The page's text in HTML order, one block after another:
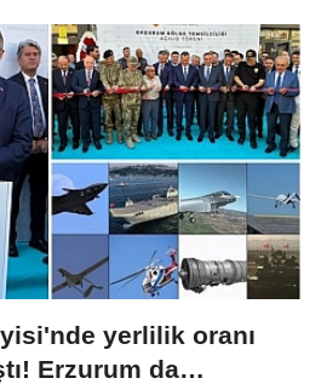
yerlilik oranı
Erzurum da